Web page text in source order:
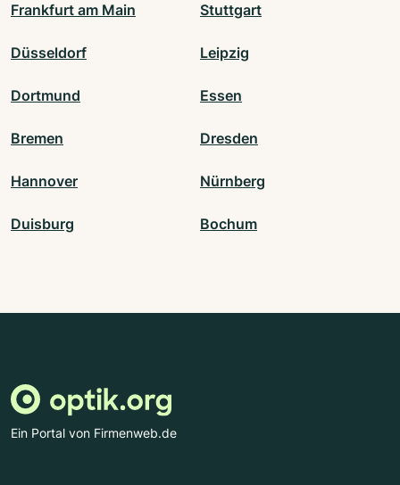
Frankfurt am Main Stuttgart
Düsseldorf Leipzig
Dortmund Essen
Bremen Dresden
Hannover Nürnberg
Duisburg Bochum
Ein Portal von Firmenweb.de